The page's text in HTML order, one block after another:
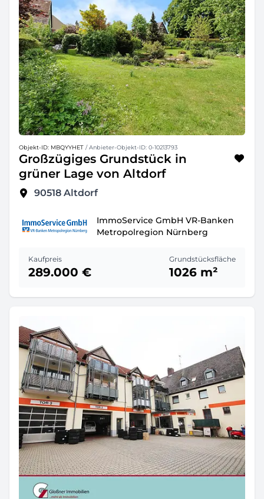
Objekt-ID: MBQYYHET / Anbieter-Objekt-ID: 0-10213793
Großzügiges Grundstück in
grüner Lage von Altdorf
90518 Altdorf
ImmoService GmbH VR-Banken
Metropolregion Nürnberg
Kaufpreis
289.000 €
Grundstücksfläche
1026 m²